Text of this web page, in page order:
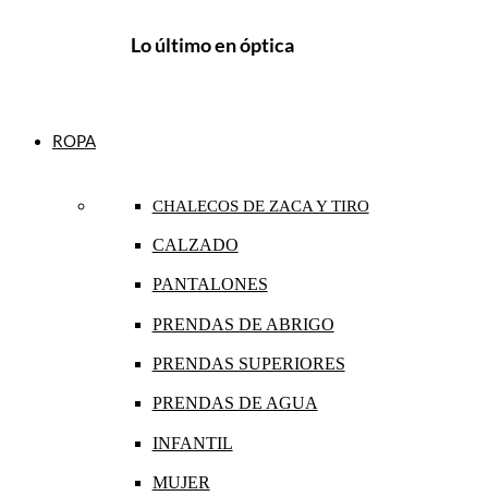
Lo último en óptica
ROPA
CHALECOS DE ZACA Y TIRO
CALZADO
PANTALONES
PRENDAS DE ABRIGO
PRENDAS SUPERIORES
PRENDAS DE AGUA
INFANTIL
MUJER